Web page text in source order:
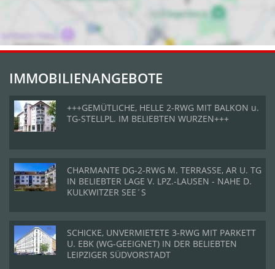
IMMOBILIENANGEBOTE
+++GEMÜTLICHE, HELLE 2-RWG MIT BALKON u.
TG-STELLPL. IM BELIEBTEN WURZEN+++
CHARMANTE DG-2-RWG M. TERRASSE, AR U. TG
IN BELIEBTER LAGE V. LPZ.-LAUSEN - NAHE D.
KULKWITZER SEE´S
SCHICKE, UNVERMIETETE 3-RWG MIT PARKETT
U. EBK (WG-GEEIGNET) IN DER BELIEBTEN
LEIPZIGER SÜDVORSTADT